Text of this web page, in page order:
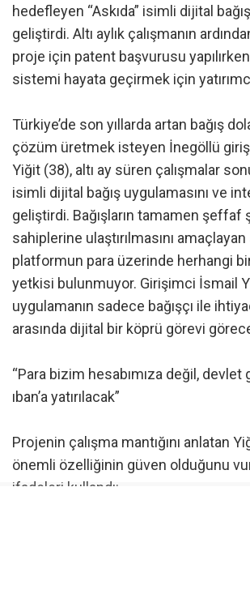
hedefleyen “Askıda” isimli dijital
geliştirdi. Altı aylık çalışmanın
proje için patent başvurusu
sistemi hayata geçirmek için
Türkiye’de son yıllarda artan bağış
çözüm üretmek isteyen İnegöllü
Yiğit (38), altı ay süren çalışmalar
isimli dijital bağış uygulamasını ve
geliştirdi. Bağışların tamamen şeffaf
sahiplerine ulaştırılmasını
platformun para üzerinde herhangi
yetkisi bulunmuyor. Girişimci İsmail
uygulamanın sadece bağışçı ile
arasında dijital bir köprü görevi
“Para bizim hesabımıza değil,
ıban’a yatırılacak”
Projenin çalışma mantığını anlatan
önemli özelliğinin güven olduğunu
ifadeleri kullandı: